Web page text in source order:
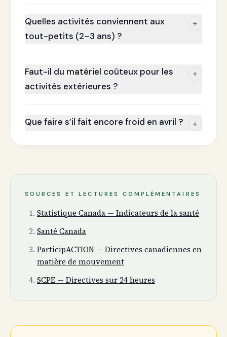
Quelles activités conviennent aux
tout-petits (2–3 ans) ?
+
Faut-il du matériel coûteux pour les
activités extérieures ?
+
Que faire s’il fait encore froid en avril ? +
SOURCES ET LECTURES COMPLÉMENTAIRES
Statistique Canada — Indicateurs de la santé
Santé Canada
ParticipACTION — Directives canadiennes en
matière de mouvement
SCPE — Directives sur 24 heures